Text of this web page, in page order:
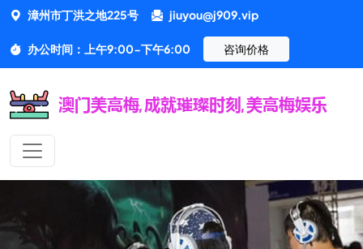
漳州市丁洪之地225号 jiuyou@j909.vip
办公时间：上午9:00-下午6:00 咨询价格